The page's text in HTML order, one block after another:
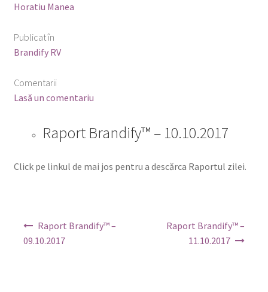
Horatiu Manea
Publicat în
Brandify RV
Comentarii
Lasă un comentariu
Raport Brandify™ – 10.10.2017
Click pe linkul de mai jos pentru a descărca Raportul zilei.
Raport Brandify™ –
09.10.2017
Raport Brandify™ –
11.10.2017